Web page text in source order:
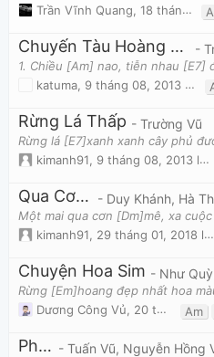
Trần Vĩnh Quang, 18 tháng 01, 2018 lúc 04:58pm
Chuyến Tàu Hoàng Hôn
katuma, 9 tháng 08, 2013 lúc 06:11am
Rừng Lá Thấp - Trường Vũ
kimanh91, 9 tháng 08, 2013 lúc 01:44pm
Qua Cơn Mê
kimanh91, 29 tháng 01, 2018 lúc 06:32am
Chuyện Hoa Sim - Như
Dương Công Vủ, 20 tháng 05, 2017 lúc 04:02pm Am
Phố Đêm